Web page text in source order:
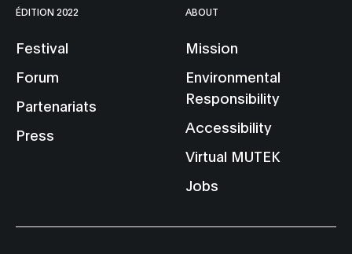
ÉDITION 2022
Festival
Forum
Partenariats
Press
ABOUT
Mission
Environmental
Responsibility
Accessibility
Virtual MUTEK
Jobs